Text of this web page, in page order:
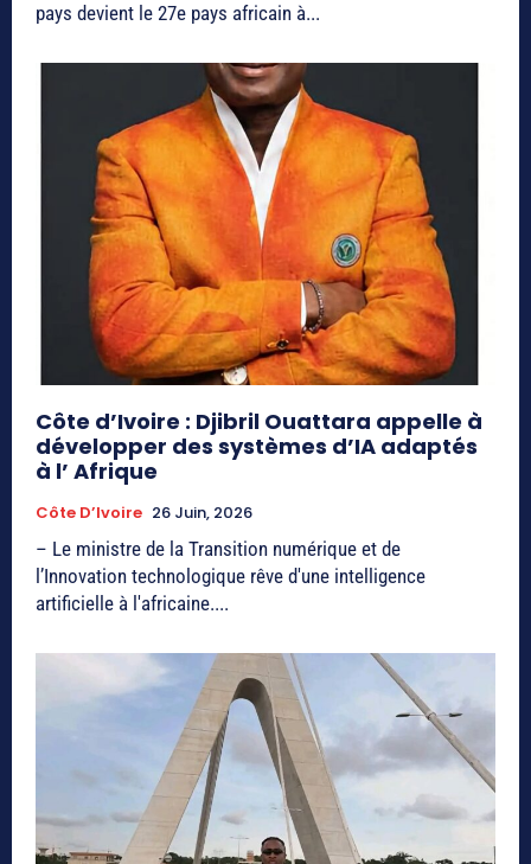
pays devient le 27e pays africain à...
Côte d’Ivoire : Djibril Ouattara appelle à
développer des systèmes d’IA adaptés
à l’ Afrique
Côte D’Ivoire 26 Juin, 2026
– Le ministre de la Transition numérique et de
l’Innovation technologique rêve d'une intelligence
artificielle à l'africaine....